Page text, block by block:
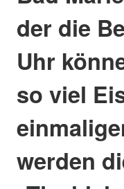
der die
Uhr
so viel
werden